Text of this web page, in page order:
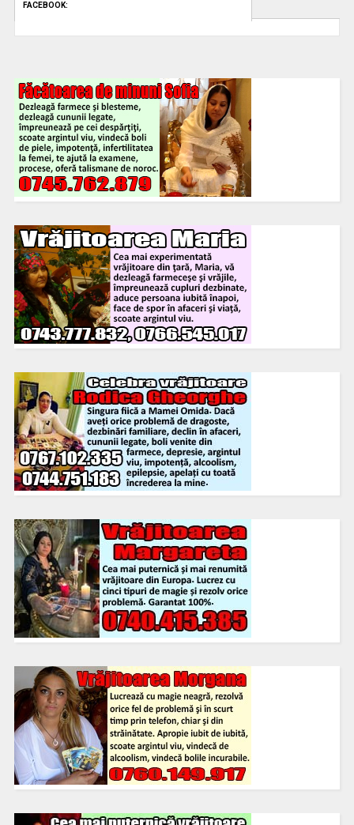
FACEBOOK: